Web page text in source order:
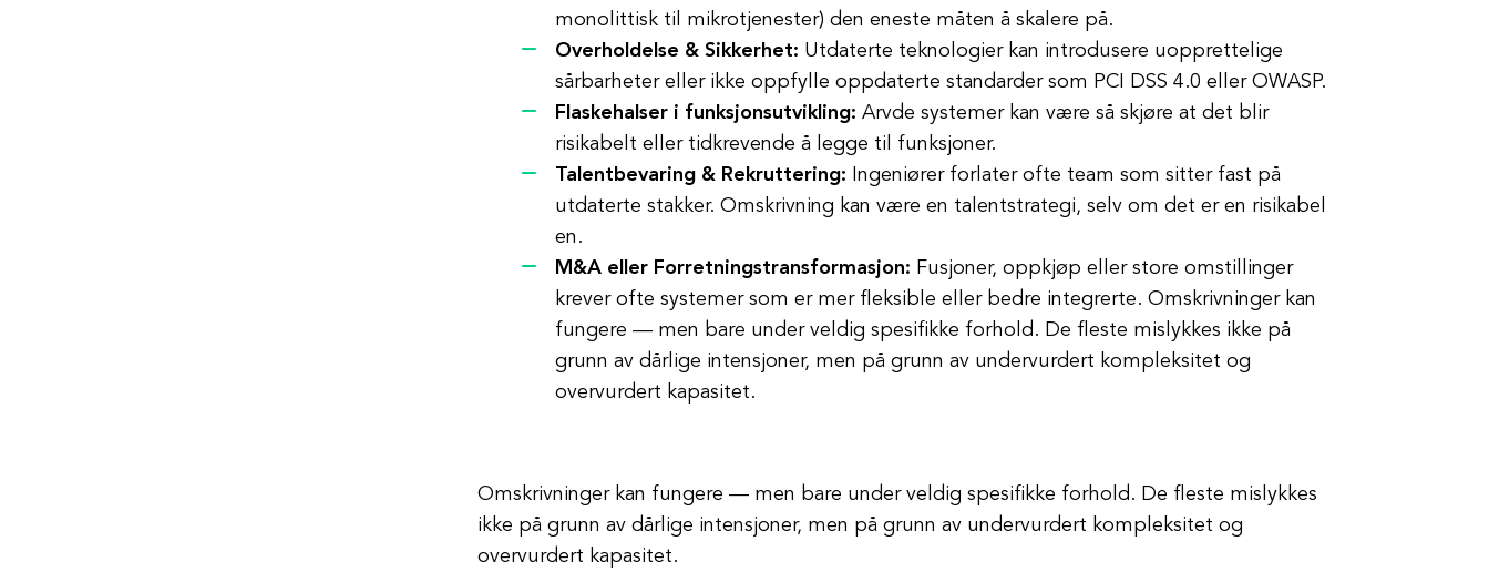
monolittisk til mikrotjenester) den eneste måten å skalere på.
Overholdelse & Sikkerhet: Utdaterte teknologier kan introdusere uopprettelige
sårbarheter eller ikke oppfylle oppdaterte standarder som PCI DSS 4.0 eller OWASP.
Flaskehalser i funksjonsutvikling: Arvde systemer kan være så skjøre at det blir
risikabelt eller tidkrevende å legge til funksjoner.
Talentbevaring & Rekruttering: Ingeniører forlater ofte team som sitter fast på
utdaterte stakker. Omskrivning kan være en talentstrategi, selv om det er en risikabel
en.
M&A eller Forretningstransformasjon: Fusjoner, oppkjøp eller store omstillinger
krever ofte systemer som er mer fleksible eller bedre integrerte. Omskrivninger kan
fungere — men bare under veldig spesifikke forhold. De fleste mislykkes ikke på
grunn av dårlige intensjoner, men på grunn av undervurdert kompleksitet og
overvurdert kapasitet.
Omskrivninger kan fungere — men bare under veldig spesifikke forhold. De fleste mislykkes
ikke på grunn av dårlige intensjoner, men på grunn av undervurdert kompleksitet og
overvurdert kapasitet.